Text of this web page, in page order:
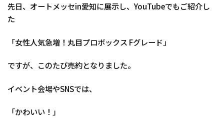
先日、オートメッセin愛知に展示し、YouTubeでもご紹介し
た
「女性人気急増！丸目プロボックス Fグレード」
ですが、このたび売約となりました。
イベント会場やSNSでは、
「かわいい！」